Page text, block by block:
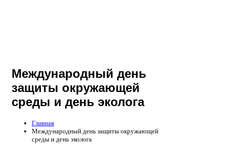
Международный день
защиты окружающей
среды и день эколога
Главная
Международный день защиты окружающей
среды и день эколога